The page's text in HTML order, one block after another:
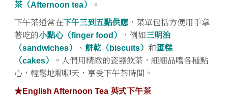
茶（Afternoon tea）
。
下午茶通常在下午三到五點供應，菜單包括方便用手拿
著吃的小點心（finger food） ，例如三明治
（sandwiches）
、 餅乾（biscuits） 和蛋糕
（cakes）
。人們用精緻的瓷器飲茶，細細品嚐各種點
心，輕鬆地聊聊天，享受下午茶時間。
★English Afternoon Tea 英式下午茶